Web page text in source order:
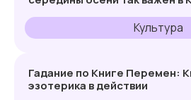
Культура
Гадание по Книге Перемен:
эзотерика в действии